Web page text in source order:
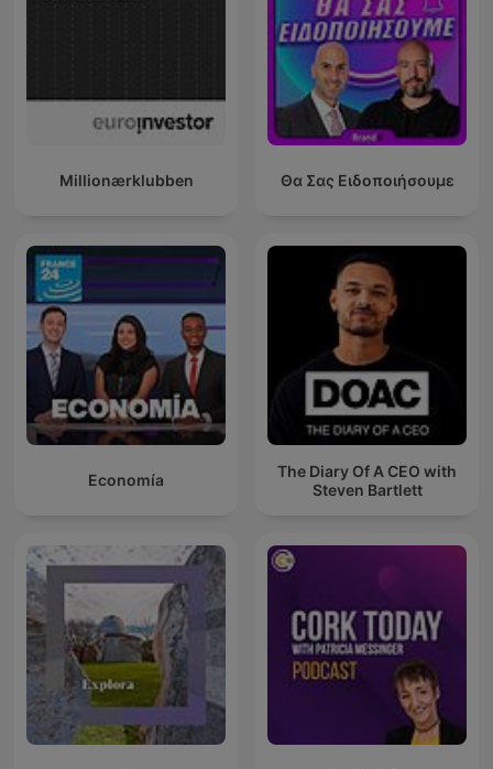
Millionærklubben Θα Σας Ειδοποιήσουμε
Economía
The Diary Of A CEO with
Steven Bartlett